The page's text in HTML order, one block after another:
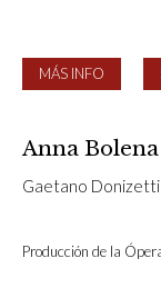
MÁS INFO
Anna Bolena
Gaetano Donizetti
Producción de la